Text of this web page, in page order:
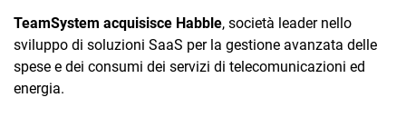
TeamSystem acquisisce Habble, società leader nello
sviluppo di soluzioni SaaS per la gestione avanzata delle
spese e dei consumi dei servizi di telecomunicazioni ed
energia.